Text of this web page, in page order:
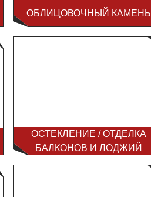
ОБЛИЦОВОЧНЫЙ КАМЕНЬ
ОСТЕКЛЕНИЕ / ОТДЕЛКА
БАЛКОНОВ И ЛОДЖИЙ